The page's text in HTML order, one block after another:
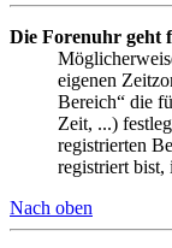
Die Forenuhr geht
eigenen
Bereich“ die
Zeit, ...)
registrierten
registriert bist,
Nach oben